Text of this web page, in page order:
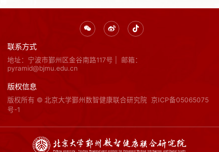
联系方式
地址：宁波市鄞州区金谷南路117号
邮箱：
pyramid@bjmu.edu.cn
版权信息
版权所有 © 北京大学鄞州数智健康联合研究院 京ICP备05065075
号-1